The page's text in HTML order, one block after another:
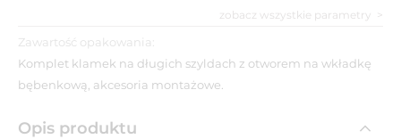
zobacz wszystkie parametry
Zawartość opakowania:
Komplet klamek na długich szyldach z otworem na wkładkę
bębenkową, akcesoria montażowe.
Opis produktu